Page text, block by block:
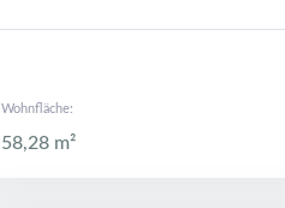
Wohnfläche:
58,28 m²